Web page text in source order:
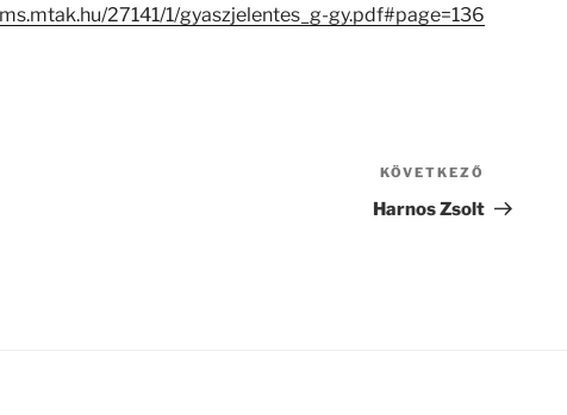
27141/1/gyaszjelentes_g-gy.pdf#page=136
bejegyzés
KÖVETKEZŐ
Harnos Zsolt